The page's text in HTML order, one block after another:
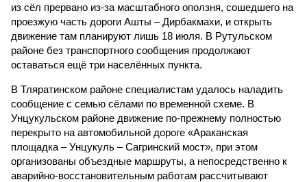
из сёл прервано из-за масштабного оползня, сошедшего на
проезжую часть дороги Ашты – Дирбакмахи, и открыть
движение там планируют лишь 18 июля. В Рутульском
районе без транспортного сообщения продолжают
оставаться ещё три населённых пункта.
В Тляратинском районе специалистам удалось наладить
сообщение с семью сёлами по временной схеме. В
Унцукульском районе движение по-прежнему полностью
перекрыто на автомобильной дороге «Араканская
площадка – Унцукуль – Сагринский мост», при этом
организованы объездные маршруты, а непосредственно к
аварийно-восстановительным работам рассчитывают